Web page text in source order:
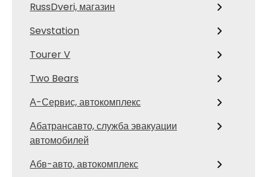
RussDveri, магазин
Sevstation
Tourer V
Two Bears
А-Сервис, автокомплекс
Абатрансавто, служба эвакуации
автомобилей
Абв-авто, автокомплекс